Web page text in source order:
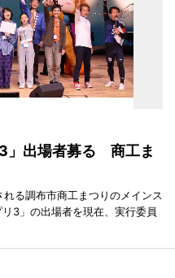
」出場者募る 商工ま
る調布市商工まつりのメインス
3」の出場者を現在、実行委員